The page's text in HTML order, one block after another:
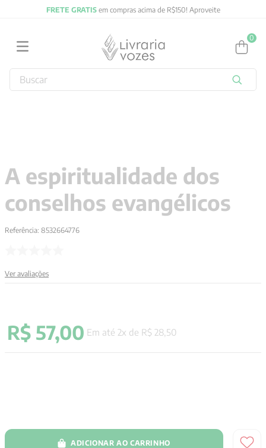
FRETE GRATISem compras acima de R$150! Aproveite
0
Buscar
A espiritualidade dos
conselhos evangélicos
Referência: 8532664776
Ver avaliações
R$ 57,00 Em até 2x de R$ 28 50
ADICIONAR AO CARRINHO
4 º jung
5 º pré venda